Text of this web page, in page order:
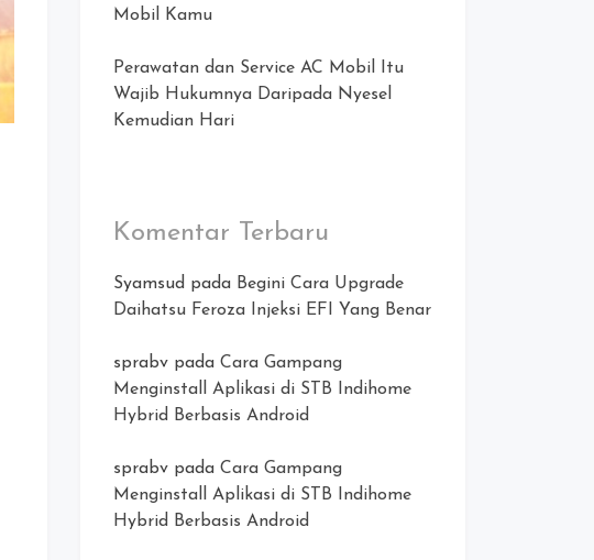
Mobil Kamu
Perawatan dan Service AC Mobil Itu
Wajib Hukumnya Daripada Nyesel
Kemudian Hari
Komentar Terbaru
Syamsud pada Begini Cara Upgrade
Daihatsu Feroza Injeksi EFI Yang Benar
sprabv pada Cara Gampang
Menginstall Aplikasi di STB Indihome
Hybrid Berbasis Android
sprabv pada Cara Gampang
Menginstall Aplikasi di STB Indihome
Hybrid Berbasis Android